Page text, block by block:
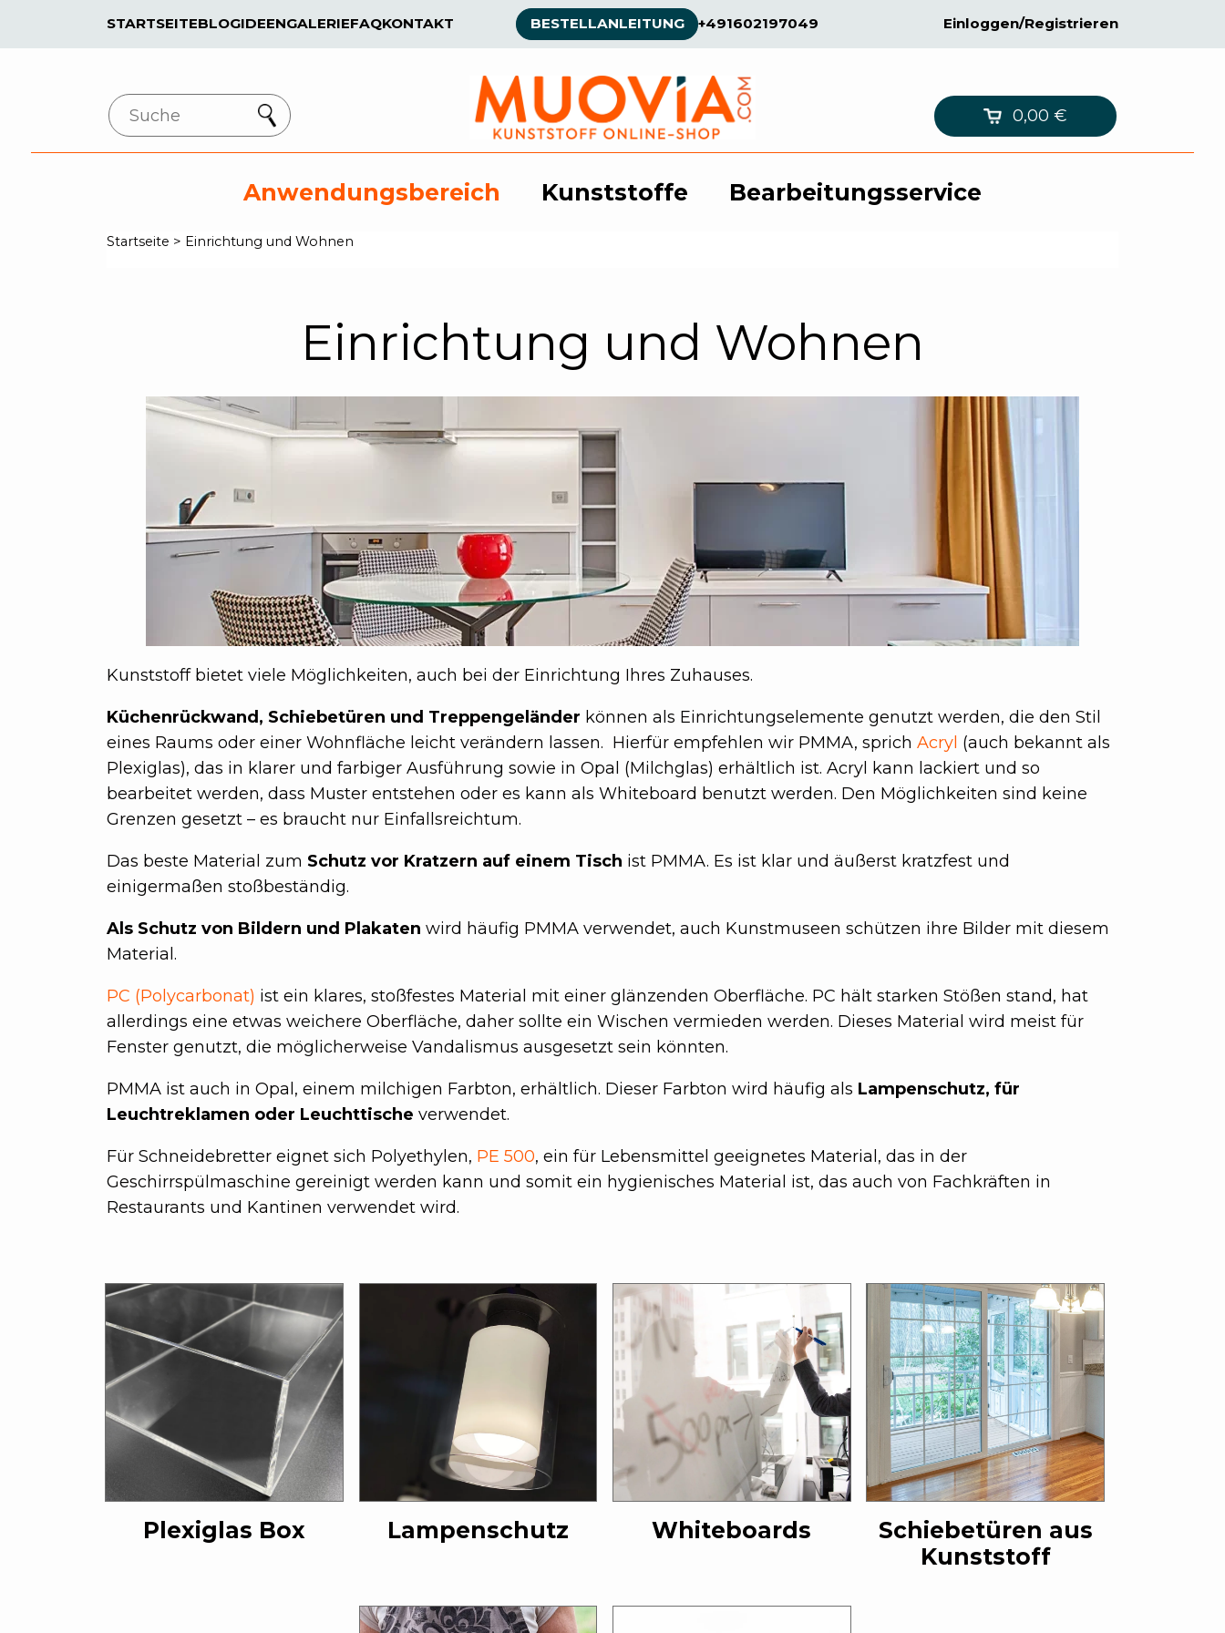
STARTSEITEBLOGIDEENGALERIEFAQKONTAKT BESTELLANLEITUNG +491602197049 Einloggen/Registrieren
Search 0,00 €
Anwendungsbereich Kunststoffe Bearbeitungsservice
Startseite > Einrichtung und Wohnen
Einrichtung und Wohnen
Kunststoff bietet viele Möglichkeiten, auch bei der Einrichtung Ihres Zuhauses.
Küchenrückwand, Schiebetüren und Treppengeländer können als Einrichtungselemente genutzt werden, die den Stil
eines Raums oder einer Wohnfläche leicht verändern lassen. Hierfür empfehlen wir PMMA, sprich Acryl (auch bekannt als
Plexiglas), das in klarer und farbiger Ausführung sowie in Opal (Milchglas) erhältlich ist. Acryl kann lackiert und so
bearbeitet werden, dass Muster entstehen oder es kann als Whiteboard benutzt werden. Den Möglichkeiten sind keine
Grenzen gesetzt – es braucht nur Einfallsreichtum.
Das beste Material zum Schutz vor Kratzern auf einem Tisch ist PMMA. Es ist klar und äußerst kratzfest und
einigermaßen stoßbeständig.
Als Schutz von Bildern und Plakaten wird häufig PMMA verwendet, auch Kunstmuseen schützen ihre Bilder mit diesem
Material.
PC (Polycarbonat) ist ein klares, stoßfestes Material mit einer glänzenden Oberfläche. PC hält starken Stößen stand, hat
allerdings eine etwas weichere Oberfläche, daher sollte ein Wischen vermieden werden. Dieses Material wird meist für
Fenster genutzt, die möglicherweise Vandalismus ausgesetzt sein könnten.
PMMA ist auch in Opal, einem milchigen Farbton, erhältlich. Dieser Farbton wird häufig als Lampenschutz, für
Leuchtreklamen oder Leuchttische verwendet.
Für Schneidebretter eignet sich Polyethylen, PE 500, ein für Lebensmittel geeignetes Material, das in der
Geschirrspülmaschine gereinigt werden kann und somit ein hygienisches Material ist, das auch von Fachkräften in
Restaurants und Kantinen verwendet wird.
Plexiglas Box Lampenschutz Whiteboards
Schiebetüren aus
Kunststoff